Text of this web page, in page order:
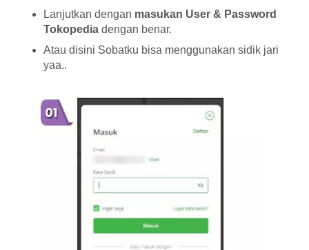
Lanjutkan dengan masukan User & Password
Tokopedia dengan benar.
Atau disini Sobatku bisa menggunakan sidik jari
yaa..